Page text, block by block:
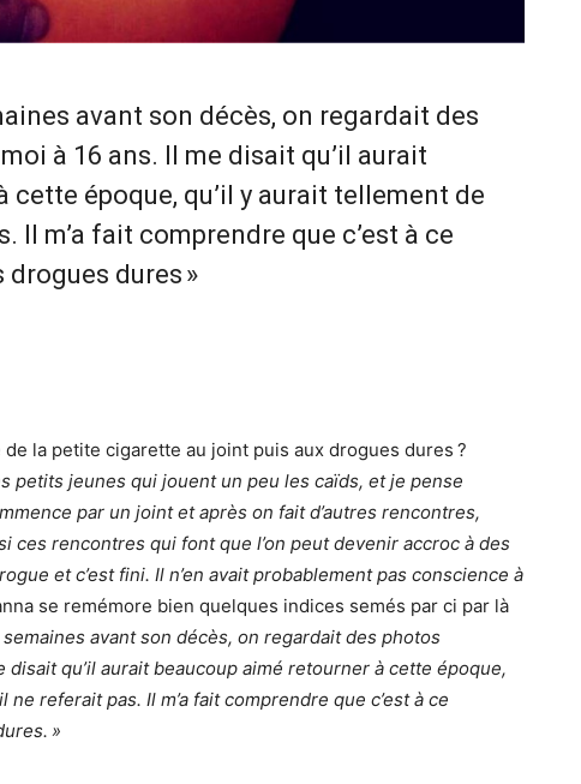
avant son décès, on regardait des
à 16 ans. Il me disait qu’il aurait
cette époque, qu’il y aurait tellement de
Il m’a fait comprendre que c’est à ce
dures »
la petite cigarette au joint puis aux drogues dures ?
petits jeunes qui jouent un peu les caïds, et je pense
par un joint et après on fait d’autres rencontres,
ces rencontres qui font que l’on peut devenir accroc à des
et c’est fini. Il n’en avait probablement pas conscience à
se remémore bien quelques indices semés par ci par là
avant son décès, on regardait des photos
disait qu’il aurait beaucoup aimé retourner à cette époque,
ne referait pas. Il m’a fait comprendre que c’est à ce
»